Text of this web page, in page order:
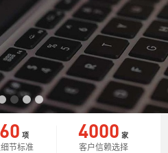
项
节标准
4000 家
客户信赖选择